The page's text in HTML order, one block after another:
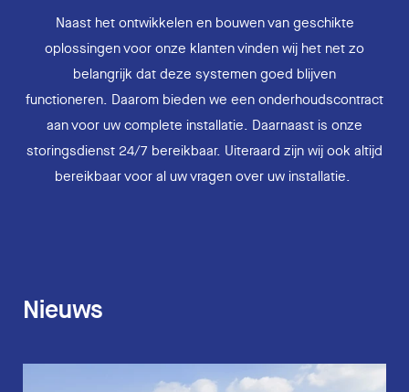
Naast het ontwikkelen en bouwen van geschikte
oplossingen voor onze klanten vinden wij het net zo
belangrijk dat deze systemen goed blijven
functioneren. Daarom bieden we een onderhoudscontract
aan voor uw complete installatie. Daarnaast is onze
storingsdienst 24/7 bereikbaar. Uiteraard zijn wij ook altijd
bereikbaar voor al uw vragen over uw installatie.
Nieuws